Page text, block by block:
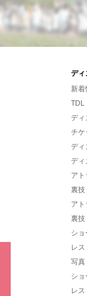
ディ
新着
TDL
ディ
チケ
ディ
ディ
アト
裏技
アト
裏技
ショ
レ
写真
ショ
レ